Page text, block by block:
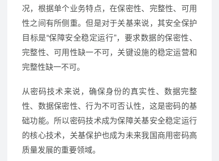
况，根据单个业务特点，在保密性、完整性、可用
性之间有所侧重。但是对于关基来说，其安全保护
目标是“保障安全稳定运行”，要求数据的保密性、
完整性、可用性缺一不可，关键设施的稳定运营和
完整性缺一不可。
从密码技术来说，确保身份的真实性、数据完整
性、数据保密性、行为不可否认性，这是密码的基
础功能。所以密码技术成为保障关基安全稳定运行
的核心技术，关基保护也成为未来我国商用密码高
质量发展的重要领域。